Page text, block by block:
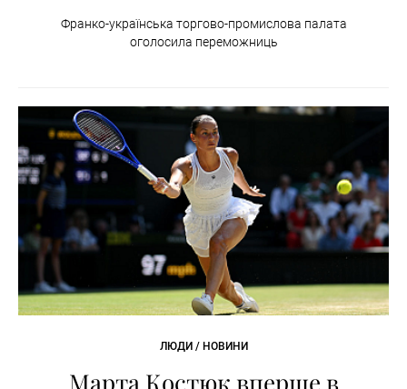
Франко-українська торгово-промислова палата
оголосила переможниць
ЛЮДИ / НОВИНИ
Марта Костюк вперше в